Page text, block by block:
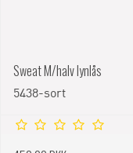
Sweat M/halv lynlås
5438-sort